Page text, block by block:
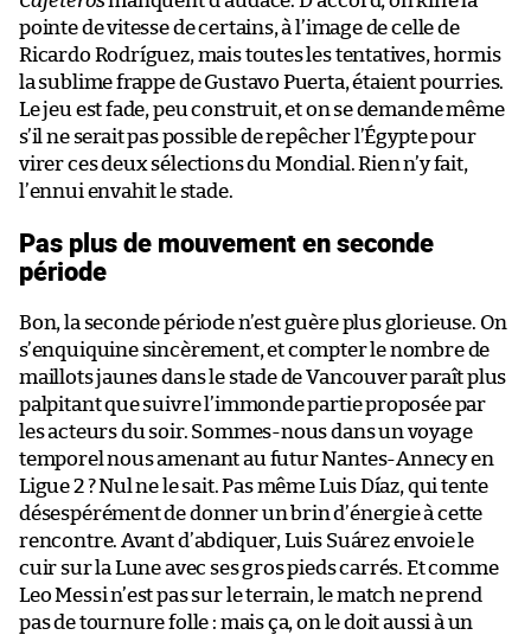
pointe de vitesse de certains, à l’image de celle de
Ricardo Rodríguez, mais toutes les tentatives, hormis
la sublime frappe de Gustavo Puerta, étaient pourries.
Le jeu est fade, peu construit, et on se demande même
s’il ne serait pas possible de repêcher l’Égypte pour
virer ces deux sélections du Mondial. Rien n’y fait,
l’ennui envahit le stade.
Pas plus de mouvement en seconde
période
Bon, la seconde période n’est guère plus glorieuse. On
s’enquiquine sincèrement, et compter le nombre de
maillots jaunes dans le stade de Vancouver paraît plus
palpitant que suivre l’immonde partie proposée par
les acteurs du soir. Sommes-nous dans un voyage
temporel nous amenant au futur Nantes-Annecy en
Ligue 2 ? Nul ne le sait. Pas même Luis Díaz, qui tente
désespérément de donner un brin d’énergie à cette
rencontre. Avant d’abdiquer, Luis Suárez envoie le
cuir sur la Lune avec ses gros pieds carrés. Et comme
Leo Messi n’est pas sur le terrain, le match ne prend
pas de tournure folle : mais ça, on le doit aussi à un